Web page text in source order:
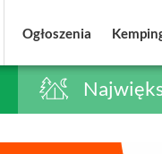
Ogłoszenia
Ogłoszenia